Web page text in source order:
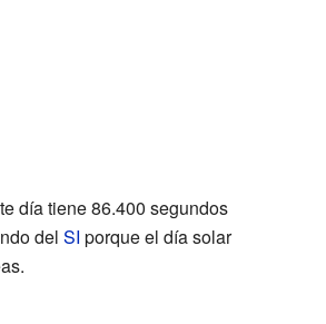
día tiene 86.400 segundos
del SI porque el día solar